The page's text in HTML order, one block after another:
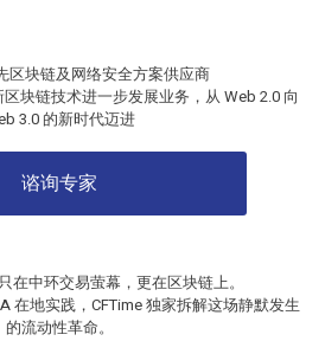
区块链及网络安全方案供应商
块链技术进一步发展业务，从 Web 2.0 向
3.0 的新时代迈进
谘询专家
在中环交易萤幕，更在区块链上。
在地实践，CFTime 独家拆解这场静默发生
的流动性革命。